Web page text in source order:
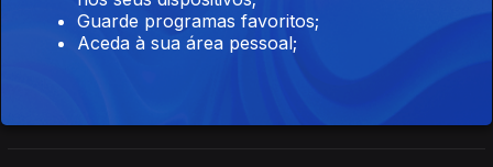
10 de Junho – Venezuela
09 jun. 2026
promoção das artes e cultura lusas.
Guarde programas favoritos;
Aceda à sua área pessoal;